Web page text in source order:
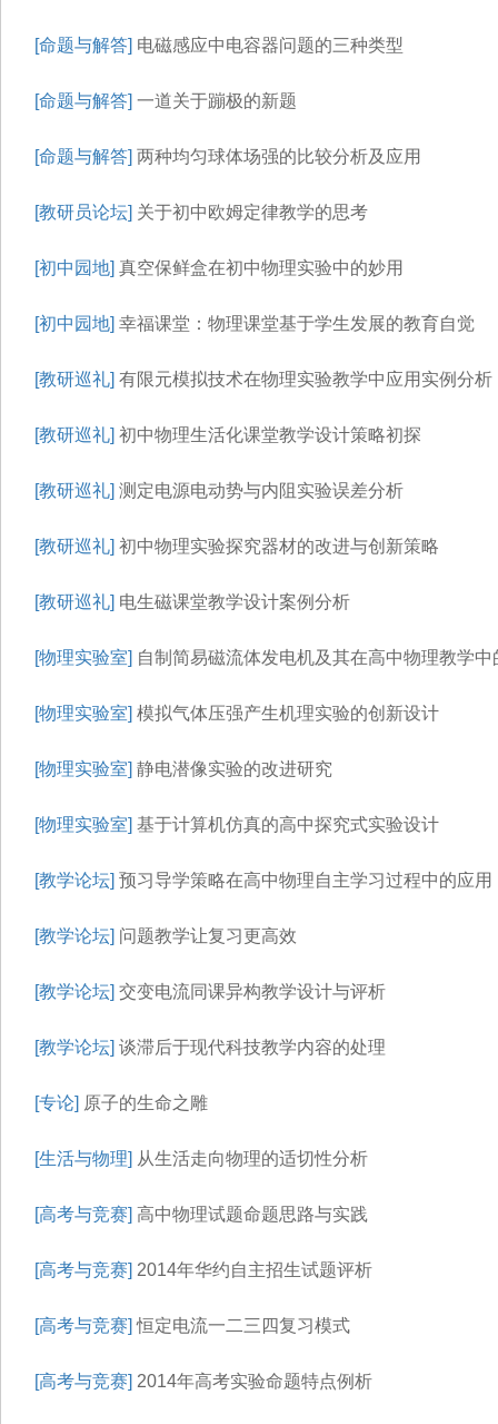
[命题与解答] 电磁感应中电容器问题的三种类型
[命题与解答] 一道关于蹦极的新题
[命题与解答] 两种均匀球体场强的比较分析及应用
[教研员论坛] 关于初中欧姆定律教学的思考
[初中园地] 真空保鲜盒在初中物理实验中的妙用
[初中园地] 幸福课堂：物理课堂基于学生发展的教育自觉
[教研巡礼] 有限元模拟技术在物理实验教学中应用实例分析
[教研巡礼] 初中物理生活化课堂教学设计策略初探
[教研巡礼] 测定电源电动势与内阻实验误差分析
[教研巡礼] 初中物理实验探究器材的改进与创新策略
[教研巡礼] 电生磁课堂教学设计案例分析
[物理实验室] 自制简易磁流体发电机及其在高中物理教学中
[物理实验室] 模拟气体压强产生机理实验的创新设计
[物理实验室] 静电潜像实验的改进研究
[物理实验室] 基于计算机仿真的高中探究式实验设计
[教学论坛] 预习导学策略在高中物理自主学习过程中的应用
[教学论坛] 问题教学让复习更高效
[教学论坛] 交变电流同课异构教学设计与评析
[教学论坛] 谈滞后于现代科技教学内容的处理
[专论] 原子的生命之雕
[生活与物理] 从生活走向物理的适切性分析
[高考与竞赛] 高中物理试题命题思路与实践
[高考与竞赛] 2014年华约自主招生试题评析
[高考与竞赛] 恒定电流一二三四复习模式
[高考与竞赛] 2014年高考实验命题特点例析